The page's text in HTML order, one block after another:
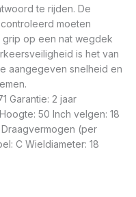
te rijden. De
moeten
op een nat wegdek
is het van
aangegeven snelheid en
Garantie: 2 jaar
50 Inch velgen: 18
(per
C Wieldiameter: 18